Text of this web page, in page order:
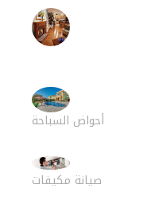
أحواض السباحة
صيانة مكيفات